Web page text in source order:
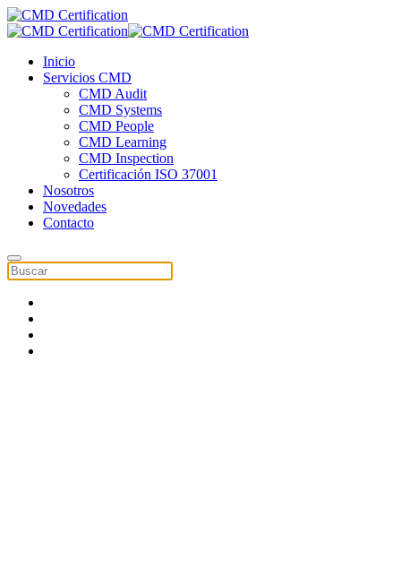
Inicio
Servicios CMD
CMD Audit
CMD Systems
CMD People
CMD Learning
CMD Inspection
Certificación ISO 37001
Nosotros
Novedades
Contacto